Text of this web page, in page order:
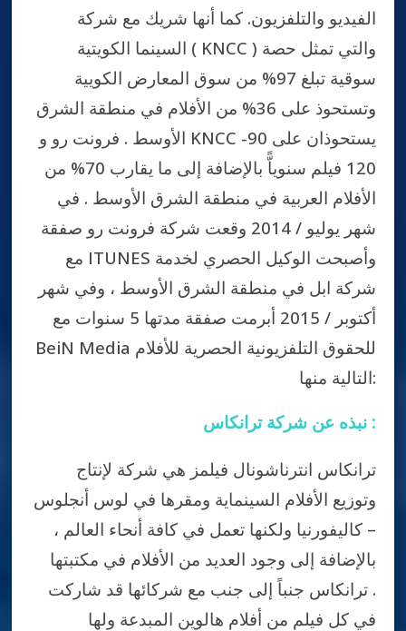
الفيديو والتلفزيون. كما أنها شريك مع شركة
السينما الكويتية ( KNCC ) والتي تمثل حصة
سوقية تبلغ 97% من سوق المعارض الكويية
وتستحوذ على 36% من الأفلام في منطقة الشرق
الأوسط . فرونت رو و KNCC يستحوذان على 90-
120 فيلم سنوياًّ بالإضافة إلى ما يقارب 70% من
الأفلام العربية في منطقة الشرق الأوسط . في
شهر يوليو / 2014 وقعت شركة فرونت رو صفقة
مع ITUNES وأصبحت الوكيل الحصري لخدمة
شركة ابل في منطقة الشرق الأوسط ، وفي شهر
أكتوبر / 2015 أبرمت صفقة مدتها 5 سنوات مع
BeiN Media للحقوق التلفزيونية الحصرية للأفلام
التالية منها:
نبذه عن شركة ترانكاس :
ترانكاس انترناشونال فيلمز هي شركة لإنتاج
وتوزيع الأفلام السينماية ومقرها في لوس أنجلوس
– كاليفورنيا ولكنها تعمل في كافة أنحاء العالم ،
بالإضافة إلى وجود العديد من الأفلام في مكتبتها
. ترانكاس جنباً إلى جنب مع شركائها قد شاركت
في كل فيلم من أفلام هالوين المبدعة ولها